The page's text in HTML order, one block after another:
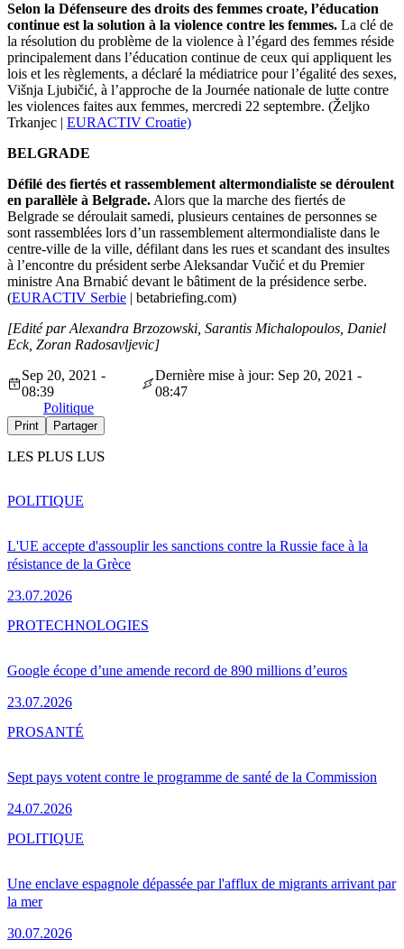
Selon la Défenseure des droits des femmes croate, l’éducation
continue est la solution à la violence contre les femmes. La clé de
la résolution du problème de la violence à l’égard des femmes réside
principalement dans l’éducation continue de ceux qui appliquent les
lois et les règlements, a déclaré la médiatrice pour l’égalité des sexes,
Višnja Ljubičić, à l’approche de la Journée nationale de lutte contre
les violences faites aux femmes, mercredi 22 septembre. (Željko
Trkanjec | EURACTIV Croatie)
BELGRADE
Défilé des fiertés et rassemblement altermondialiste se déroulent
en parallèle à Belgrade. Alors que la marche des fiertés de
Belgrade se déroulait samedi, plusieurs centaines de personnes se
sont rassemblées lors d’un rassemblement altermondialiste dans le
centre-ville de la ville, défilant dans les rues et scandant des insultes
à l’encontre du président serbe Aleksandar Vučić et du Premier
ministre Ana Brnabić devant le bâtiment de la présidence serbe.
(EURACTIV Serbie | betabriefing.com)
[Edité par Alexandra Brzozowski, Sarantis Michalopoulos, Daniel
Eck, Zoran Radosavljevic]
Sep 20, 2021 -
08:39
Dernière mise à jour: Sep 20, 2021 -
08:47
Politique
Print Partager
LES PLUS LUS
L'UE accepte d'assouplir les sanctions contre la Russie face à la
résistance de la Grèce
23.07.2026
POLITIQUE
Google écope d’une amende record de 890 millions d’euros
23.07.2026
PROTECHNOLOGIES
Sept pays votent contre le programme de santé de la Commission
24.07.2026
PROSANTÉ
Une enclave espagnole dépassée par l'afflux de migrants arrivant par
la mer
30.07.2026
POLITIQUE